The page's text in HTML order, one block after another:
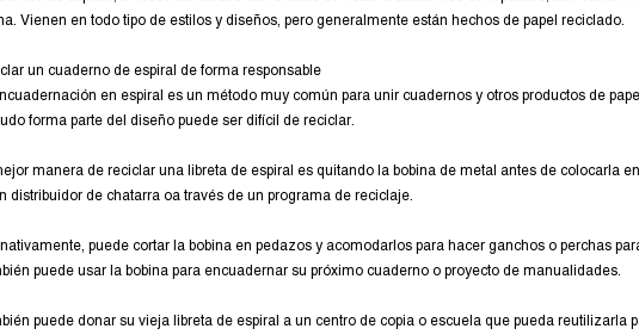
Vienen en todo tipo de estilos y diseños, pero generalmente están hechos de papel reciclado.
un cuaderno de espiral de forma responsable
en espiral es un método muy común para unir cuadernos y otros productos de
forma parte del diseño puede ser difícil de reciclar.
manera de reciclar una libreta de espiral es quitando la bobina de metal antes de colocarla
distribuidor de chatarra oa través de un programa de reciclaje.
puede cortar la bobina en pedazos y acomodarlos para hacer ganchos o perchas
puede usar la bobina para encuadernar su próximo cuaderno o proyecto de manualidades.
puede donar su vieja libreta de espiral a un centro de copia o escuela que pueda reutilizarla